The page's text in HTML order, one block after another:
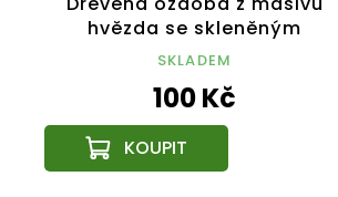
hvězda se skleněným
broušeným modrým
výrobek
SKLADEM
100 Kč